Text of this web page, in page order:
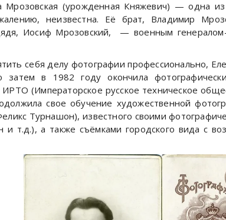
Мрозовская (урожденная Княжевич) — одна
неизвестна. Её брат, Владимир
Иосиф Мрозовский, — военным
себя делу фотографии профессионально,
затем в 1982 году окончила
(Императорское русское техническое
свое обучение художественной
Турнашон), известного своими
т.д.), а также съёмками городского вида с